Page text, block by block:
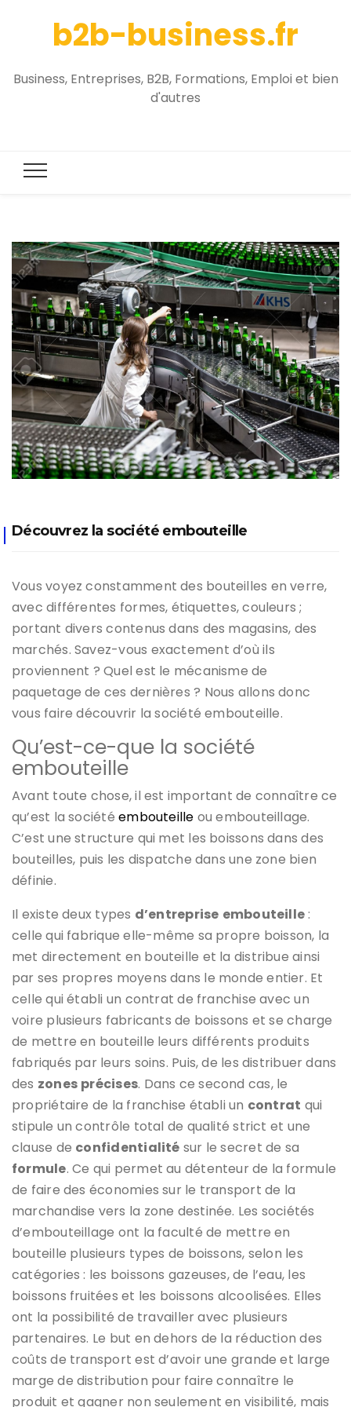
b2b-business.fr
Business, Entreprises, B2B, Formations, Emploi et bien
d'autres
Découvrez la société embouteille
Vous voyez constamment des bouteilles en verre,
avec différentes formes, étiquettes, couleurs ;
portant divers contenus dans des magasins, des
marchés. Savez-vous exactement d’où ils
proviennent ? Quel est le mécanisme de
paquetage de ces dernières ? Nous allons donc
vous faire découvrir la société embouteille.
Qu’est-ce-que la société
embouteille
Avant toute chose, il est important de connaître ce
qu’est la sociétéembouteille ou embouteillage.
C’est une structure qui met les boissons dans des
bouteilles, puis les dispatche dans une zone bien
définie.
Il existe deux types d’entreprise embouteille :
celle qui fabrique elle-même sa propre boisson, la
met directement en bouteille et la distribue ainsi
par ses propres moyens dans le monde entier. Et
celle qui établi un contrat de franchise avec un
voire plusieurs fabricants de boissons et se charge
de mettre en bouteille leurs différents produits
fabriqués par leurs soins. Puis, de les distribuer dans
des zones précises. Dans ce second cas, le
propriétaire de la franchise établi un contrat qui
stipule un contrôle total de qualité strict et une
clause de confidentialité sur le secret de sa
formule. Ce qui permet au détenteur de la formule
de faire des économies sur le transport de la
marchandise vers la zone destinée. Les sociétés
d’embouteillage ont la faculté de mettre en
bouteille plusieurs types de boissons, selon les
catégories : les boissons gazeuses, de l’eau, les
boissons fruitées et les boissons alcoolisées. Elles
ont la possibilité de travailler avec plusieurs
partenaires. Le but en dehors de la réduction des
coûts de transport est d’avoir une grande et large
marge de distribution pour faire connaître le
produit et gagner non seulement en visibilité, mais